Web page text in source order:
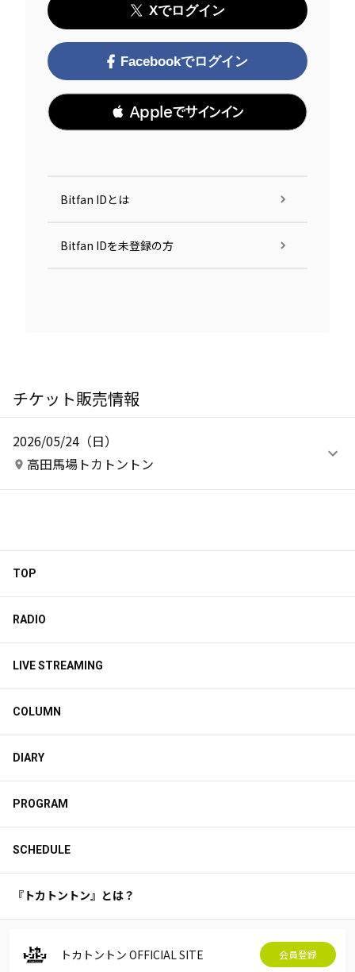
Xでログイン
Facebookでログイン
 Appleでサインイン
Bitfan IDとは
Bitfan IDを未登録の方
チケット販売情報
2026/05/24（日）
高田馬場トカトントン
TOP
RADIO
LIVE STREAMING
COLUMN
DIARY
PROGRAM
SCHEDULE
『トカトントン』とは？
トカトントン OFFICIAL SITE 会員登録